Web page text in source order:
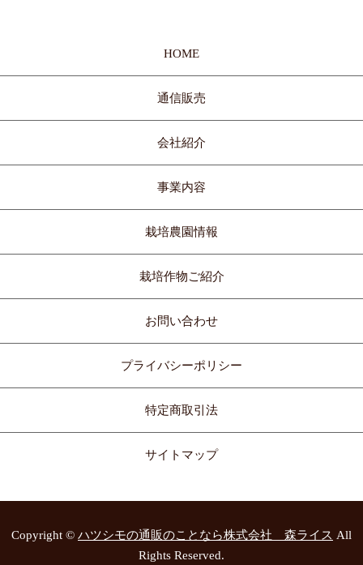
HOME
通信販売
会社紹介
事業内容
栽培農園情報
栽培作物ご紹介
お問い合わせ
プライバシーポリシー
特定商取引法
サイトマップ
Copyright © ハツシモの通販のことなら株式会社 森ライス All
Rights Reserved.